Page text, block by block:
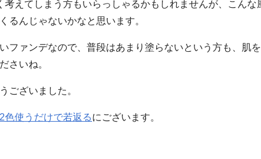
考えてしまう方もいらっしゃるかもしれませんが、こんな
るんじゃないかなと思います。
ファンデなので、普段はあまり塗らないという方も、肌
さいね。
ございました。
色使うだけで若返るにございます。